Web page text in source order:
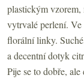
plastickým vzorem,
vytrvalé perlení.
florální linky.
a decentní dotyk
Pije se to dobře,